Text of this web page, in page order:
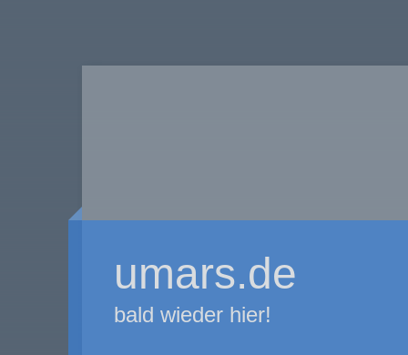
umars.de
bald wieder hier!